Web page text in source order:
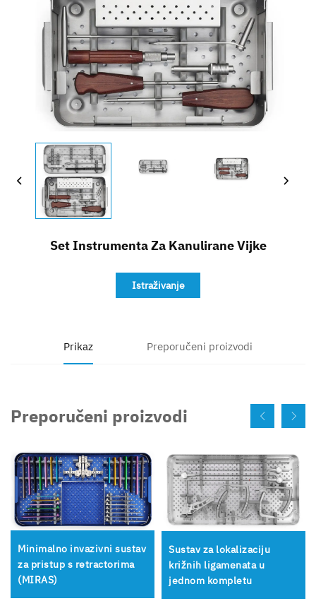
Kontakt
Set Instrumenta Za Kanulirane Vijke
Istraživanje
Prikaz Preporučeni proizvodi
Preporučeni proizvodi
Minimalno invazivni sustav
za pristup s retractorima
(MIRAS)
Sustav za lokalizaciju
križnih ligamenata u
jednom kompletu